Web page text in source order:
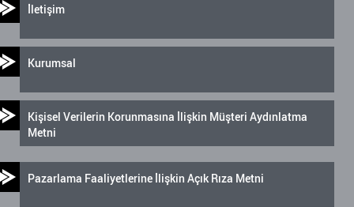
İletişim
Kurumsal
Kişisel Verilerin Korunmasına İlişkin Müşteri Aydınlatma
Metni
Pazarlama Faaliyetlerine İlişkin Açık Rıza Metni